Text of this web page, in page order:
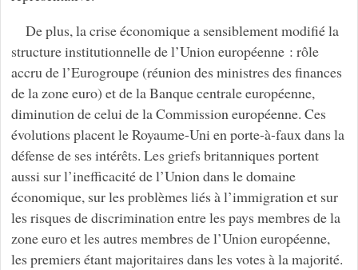
De plus, la crise économique a sensiblement modifié la
structure institutionnelle de l’Union européenne : rôle
accru de l’Eurogroupe (réunion des ministres des finances
de la zone euro) et de la Banque centrale européenne,
diminution de celui de la Commission européenne. Ces
évolutions placent le Royaume-Uni en porte-à-faux dans la
défense de ses intérêts. Les griefs britanniques portent
aussi sur l’inefficacité de l’Union dans le domaine
économique, sur les problèmes liés à l’immigration et sur
les risques de discrimination entre les pays membres de la
zone euro et les autres membres de l’Union européenne,
les premiers étant majoritaires dans les votes à la majorité.